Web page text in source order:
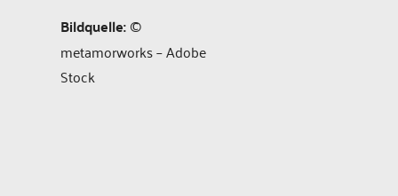
Bildquelle:©
metamorworks – Adobe
Stock